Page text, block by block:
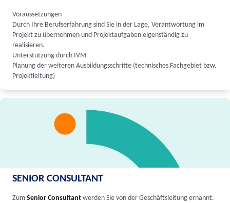
Voraussetzungen
Durch Ihre Berufserfahrung sind Sie in der Lage, Verantwortung im
Projekt zu übernehmen und Projektaufgaben eigenständig zu
realisieren.
Unterstützung durch IVM
Planung der weiteren Ausbildungsschritte (technisches Fachgebiet bzw.
Projektleitung)
SENIOR CONSULTANT
Zum Senior Consultant werden Sie von der Geschäftsleitung ernannt.